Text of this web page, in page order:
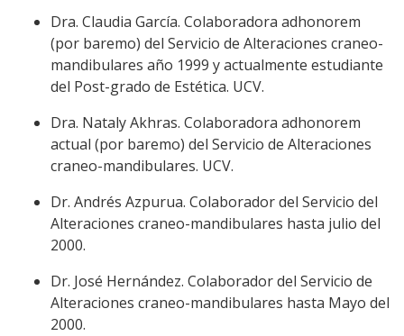
Dra. Claudia García. Colaboradora adhonorem
(por baremo) del Servicio de Alteraciones craneo-
mandibulares año 1999 y actualmente estudiante
del Post-grado de Estética. UCV.
Dra. Nataly Akhras. Colaboradora adhonorem
actual (por baremo) del Servicio de Alteraciones
craneo-mandibulares. UCV.
Dr. Andrés Azpurua. Colaborador del Servicio del
Alteraciones craneo-mandibulares hasta julio del
2000.
Dr. José Hernández. Colaborador del Servicio de
Alteraciones craneo-mandibulares hasta Mayo del
2000.